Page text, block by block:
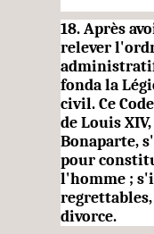
18. Après
relever
fonda la
civil. Ce
de Louis
Bonaparte,
pour
l'homme ;
divorce.